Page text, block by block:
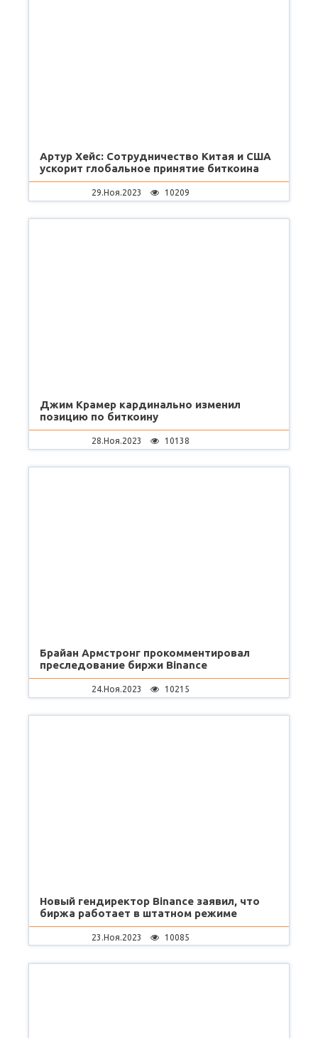
Артур Хейс: Сотрудничество Китая и США
ускорит глобальное принятие биткоина
29.Ноя.2023 10209
Джим Крамер кардинально изменил
позицию по биткоину
28.Ноя.2023 10138
Брайан Армстронг прокомментировал
преследование биржи Binance
24.Ноя.2023 10215
Новый гендиректор Binance заявил, что
биржа работает в штатном режиме
23.Ноя.2023 10085